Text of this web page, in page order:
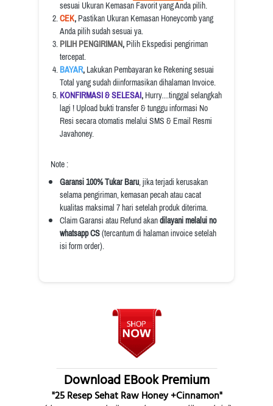
sesuai Ukuran Kemasan Favorit yang Anda pilih.
CEK, Pastikan Ukuran Kemasan Honeycomb yang
Anda pilih sudah sesuai ya.
PILIH PENGIRIMAN, Pilih Ekspedisi pengiriman
tercepat.
BAYAR, Lakukan Pembayaran ke Rekening sesuai
Total yang sudah diinformasikan dihalaman Invoice.
KONFIRMASI & SELESAI, Hurry....tinggal selangkah
lagi ! Upload bukti transfer & tunggu informasi No
Resi secara otomatis melalui SMS & Email Resmi
Javahoney.
Note :
Garansi 100% Tukar Baru, jika terjadi kerusakan
selama pengiriman, kemasan pecah atau cacat
kualitas maksimal 7 hari setelah produk diterima.
Claim Garansi atau Refund akan dilayani melalui no
whatsapp CS (tercantum di halaman invoice setelah
isi form order).
Download EBook Premium
"25 Resep Sehat Raw Honey +Cinnamon"